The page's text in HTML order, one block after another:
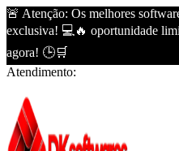
🚨 Atenção: Os melhores
exclusiva! 💻🔥 oportunidade
agora! 🕒🛒
Atendimento: